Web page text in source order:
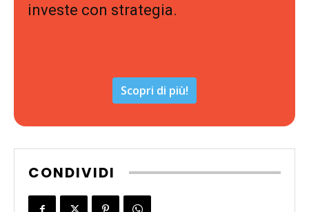
investe con strategia.
Scopri di più!
CONDIVIDI